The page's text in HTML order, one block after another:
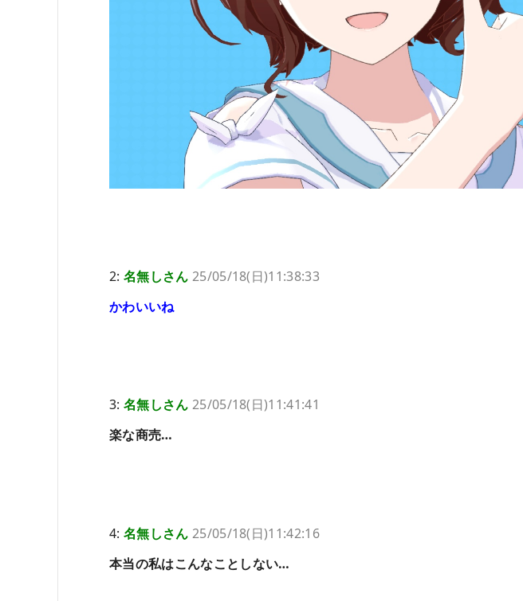
2: 名無しさん 25/05/18(日)11:38:33
かわいいね
3: 名無しさん 25/05/18(日)11:41:41
楽な商売…
4: 名無しさん 25/05/18(日)11:42:16
本当の私はこんなことしない…